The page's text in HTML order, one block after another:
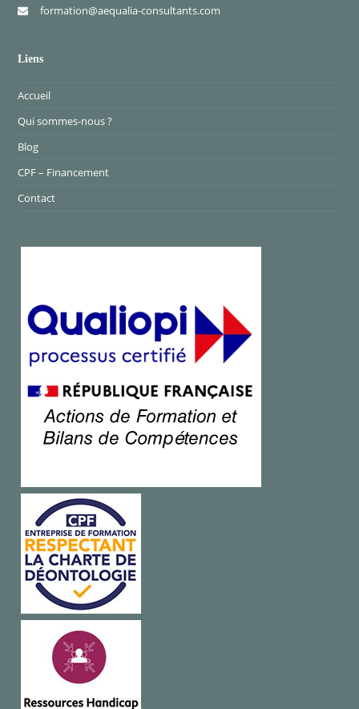
formation@aequalia-consultants.com
Liens
Accueil
Qui sommes-nous ?
Blog
CPF – Financement
Contact